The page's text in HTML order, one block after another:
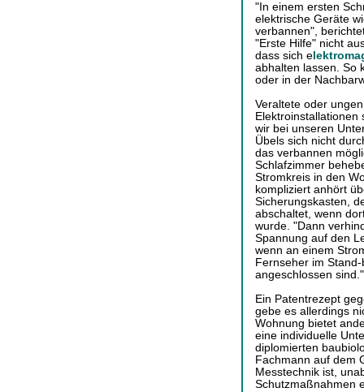
"In einem ersten
elektrische Geräte
verbannen",
"Erste Hilfe" nicht
dass sich e
abhalten lassen. So
oder in der
Veraltete oder
Elektroinstallationen
wir bei unseren
Übels sich nicht
das verbannen
Schlafzimmer
Stromkreis in den
kompliziert anhört
Sicherungskasten,
abschaltet, wenn
wurde. "Dann
Spannung auf den
wenn an einem
Fernseher im
angeschlossen sind."
Ein Patentrezept
gebe es allerdings
Wohnung bietet
eine individuelle
diplomierten
Fachmann auf dem
Messtechnik ist,
Schutzmaßnahmen